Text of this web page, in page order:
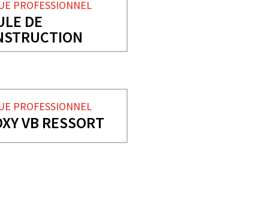
PROFESSIONNEL
DE
PROFESSIONNEL
VB RESSORT